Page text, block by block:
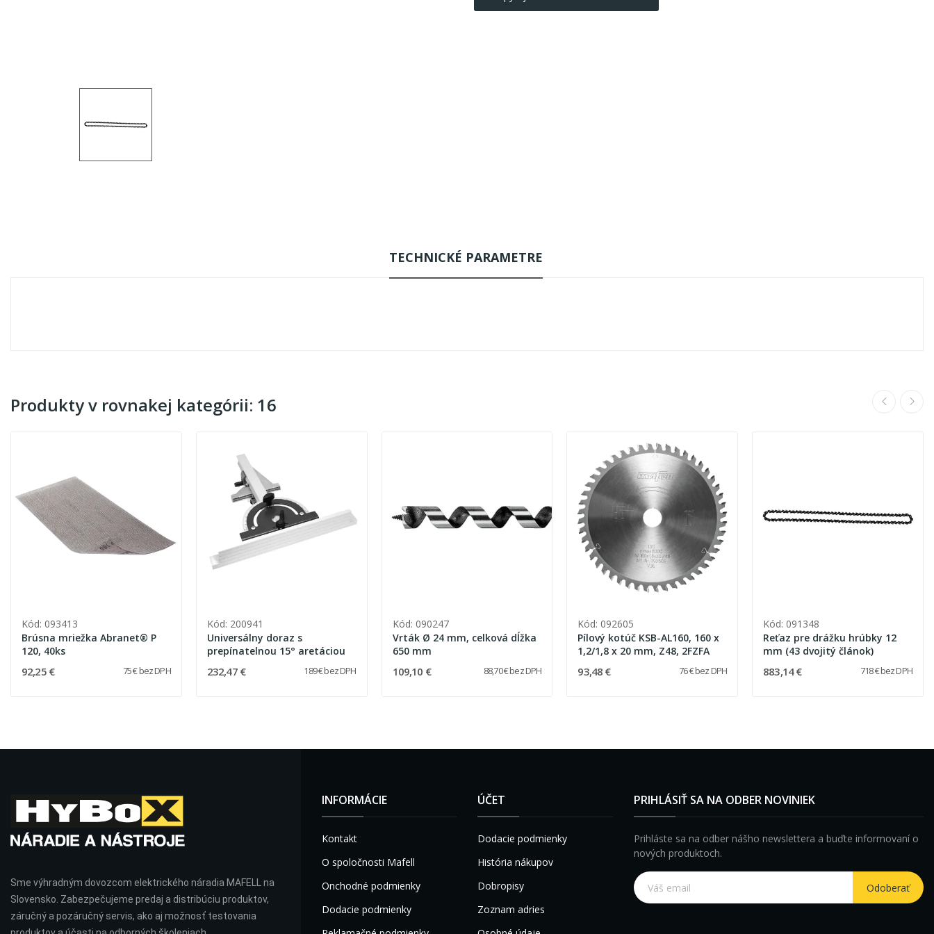
TECHNICKÉ PARAMETRE
Produkty v rovnakej kategórii: 16
Kód: 093413
Brúsna mriežka Abranet® P
120, 40ks
92,25 € 75 € bez DPH
Kód: 200941
Universálny doraz s
prepínatelnou 15° aretáciou
232,47 € 189 € bez DPH
Kód: 090247
Vrták Ø 24 mm, celková dĺžka
650 mm
109,10 € 88,70 € bez DPH
Kód: 092605
Pílový kotúč KSB-AL160, 160 x
1,2/1,8 x 20 mm, Z48, 2FZFA
93,48 € 76 € bez DPH
Kód: 091348
Reťaz pre drážku hrúbky 12
mm (43 dvojitý článok)
883,14 € 718 € bez DPH
Sme výhradným dovozcom elektrického náradia MAFELL na
Slovensko. Zabezpečujeme predaj a distribúciu produktov,
záručný a pozáručný servis, ako aj možnosť testovania
INFORMÁCIE
Kontakt
O spoločnosti Mafell
Onchodné podmienky
Dodacie podmienky
ÚČET
Dodacie podmienky
História nákupov
Dobropisy
Zoznam adries
PRIHLÁSIŤ SA NA ODBER NOVINIEK
Prihláste sa na odber nášho newslettera a buďte informovaní o
nových produktoch.
Odoberať